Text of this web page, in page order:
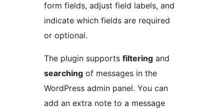
form fields, adjust field labels, and
indicate which fields are required
or optional.
The plugin supports filtering and
searching of messages in the
WordPress admin panel. You can
add an extra note to a message